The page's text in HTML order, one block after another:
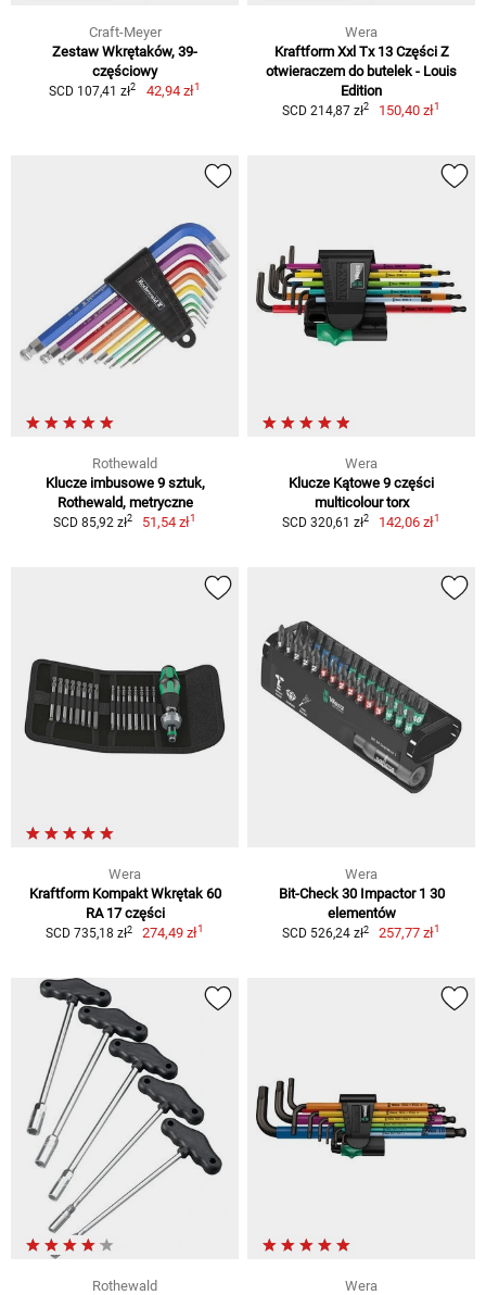
Craft-Meyer
Zestaw Wkrętaków, 39-
częściowy
SCD 107,41 zł2 42,94 zł1
Wera
Kraftform Xxl Tx 13 Części Z
otwieraczem do butelek - Louis
Edition
SCD 214,87 zł2 150,40 zł1
Rothewald
Klucze imbusowe 9 sztuk,
Rothewald, metryczne
SCD 85,92 zł2 51,54 zł1
Wera
Klucze Kątowe 9 części
multicolour torx
SCD 320,61 zł2 142,06 zł1
Wera
Kraftform Kompakt Wkrętak 60
RA 17 części
SCD 735,18 zł2 274,49 zł1
Wera
Bit-Check 30 Impactor 1 30
elementów
SCD 526,24 zł2 257,77 zł1
Rothewald
Wera